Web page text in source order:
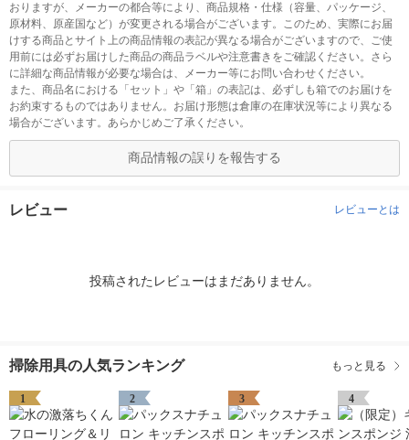
おりますが、メーカーの都合等により、商品規格・仕様（容量、パッケージ、
原材料、原産国など）が変更される場合がございます。このため、実際にお届
けする商品とサイト上の商品情報の表記が異なる場合がございますので、ご使
用前には必ずお届けした商品の商品ラベルや注意書きをご確認ください。さら
に詳細な商品情報が必要な場合は、メーカー等にお問い合わせください。
また、商品名における「セット」や「箱」の表記は、必ずしも箱でのお届けを
お約束するものではありません。お届け形態は倉庫の在庫状況等により異なる
場合がございます。あらかじめご了承ください。
商品情報の誤りを報告する
レビュー レビューとは
投稿されたレビューはまだありません。
掃除用具の人気ランキング もっと見る
1 2 3 4